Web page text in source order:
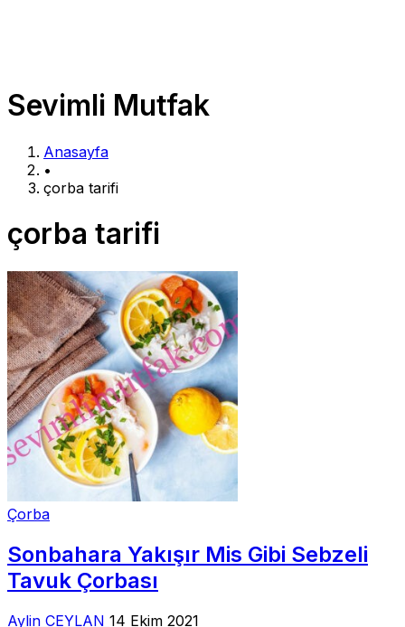
Sevimli Mutfak
Anasayfa
•
çorba tarifi
çorba tarifi
Çorba
Sonbahara Yakışır Mis Gibi Sebzeli
Tavuk Çorbası
Aylin CEYLAN 14 Ekim 2021